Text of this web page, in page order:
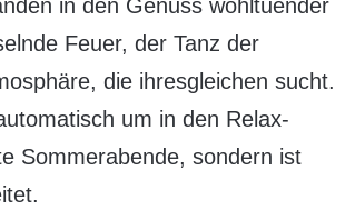
in den Genuss wohltuender
Feuer, der Tanz der
die ihresgleichen sucht.
um in den Relax-
Sommerabende, sondern ist